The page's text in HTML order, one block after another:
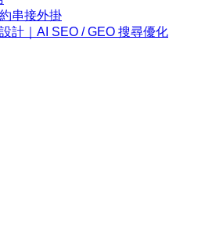
串接外掛
計｜AI SEO / GEO 搜尋優化